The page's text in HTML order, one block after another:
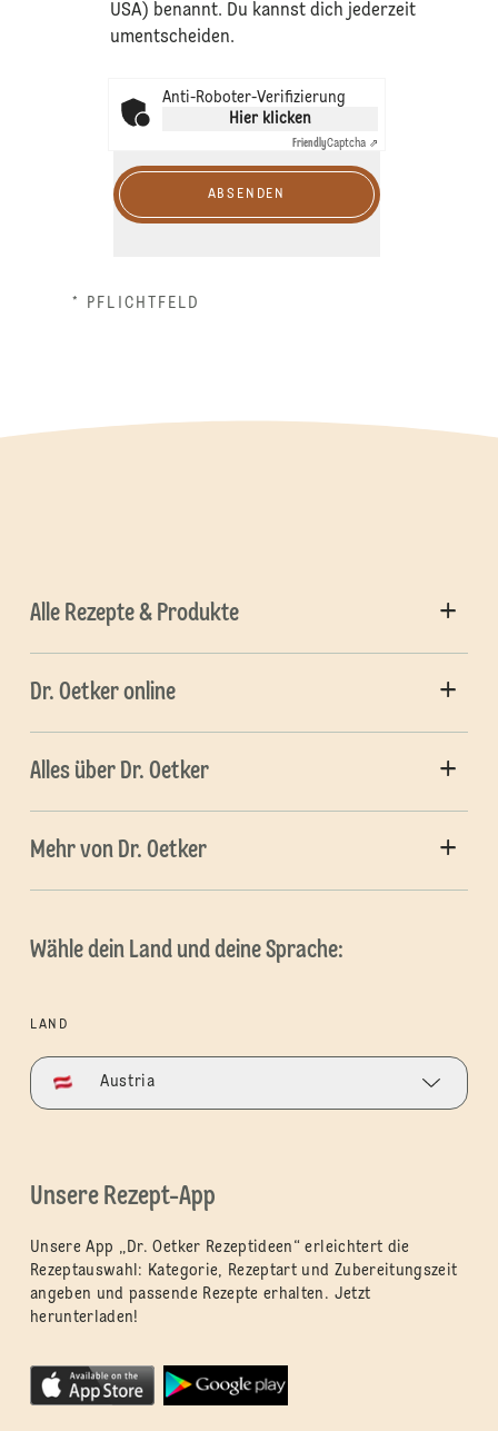
USA) benannt. Du kannst dich jederzeit
umentscheiden.
Anti-Roboter-Verifizierung
Hier klicken
FriendlyCaptcha ⇗
ABSENDEN
* PFLICHTFELD
Alle Rezepte & Produkte
Dr. Oetker online
Alles über Dr. Oetker
Mehr von Dr. Oetker
Wähle dein Land und deine Sprache:
LAND
Austria
Unsere Rezept-App
Unsere App „Dr. Oetker Rezeptideen“ erleichtert die
Rezeptauswahl: Kategorie, Rezeptart und Zubereitungszeit
angeben und passende Rezepte erhalten. Jetzt
herunterladen!